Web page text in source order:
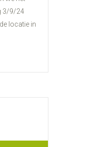
3/9/24
locatie in